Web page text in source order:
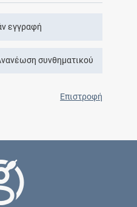
εγγραφή
συνθηματικού
Επιστροφή